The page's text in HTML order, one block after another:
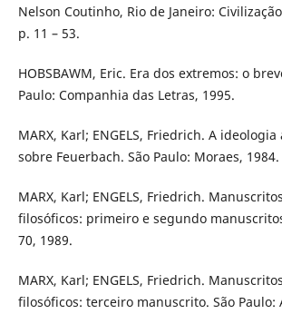
Nelson Coutinho, Rio de Janeiro:
p. 11 – 53.
HOBSBAWM, Eric. Era dos extremos: o
Paulo: Companhia das Letras, 1995.
MARX, Karl; ENGELS, Friedrich. A
sobre Feuerbach. São Paulo: Moraes, 1984.
MARX, Karl; ENGELS, Friedrich.
filosóficos: primeiro e segundo
70, 1989.
MARX, Karl; ENGELS, Friedrich.
filosóficos: terceiro manuscrito. São